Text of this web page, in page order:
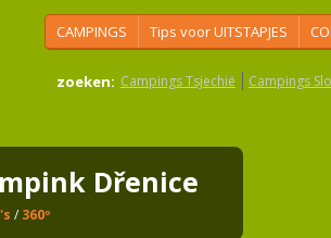
CAMPINGS Tips voor UITSTAPJES
zoeken: Campings Tsjechië Campings
Dřenice
/360º